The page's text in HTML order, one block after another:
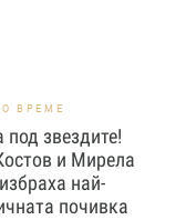
ВРЕМЕ
под звездите!
и Мирела
най-
почивка